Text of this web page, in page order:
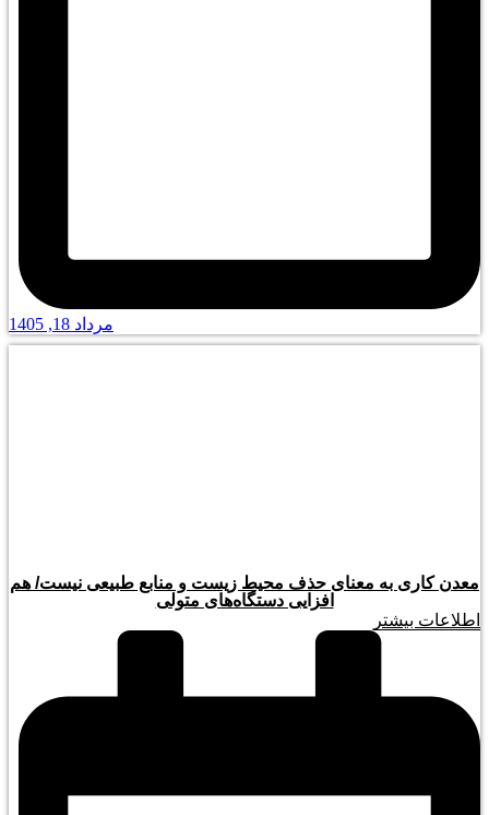
مرداد 18, 1405
معدن کاری به معنای حذف محیط زیست و منابع طبیعی نیست/ هم
افزایی دستگاه‌های متولی
اطلاعات بیشتر